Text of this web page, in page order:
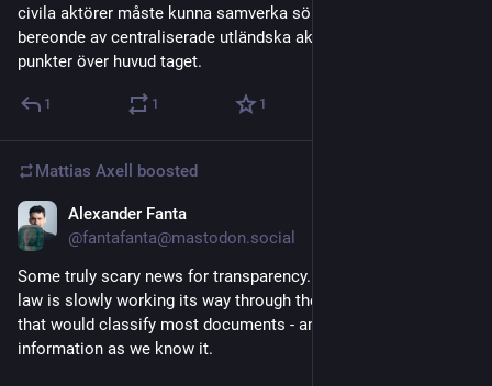
civila aktörer måste kunna samverka sömlöst utan att vara
bereonde av centraliserade utländska aktörer eller centrala
punkter över huvud taget.
1 1 1
Mattias Axell boosted
Alexander Fanta
@fantafanta@mastodon.social
Some truly scary news for transparency. In Brussels a draft
law is slowly working its way through the legislative process
that would classify most documents - and end access to EU
information as we know it.